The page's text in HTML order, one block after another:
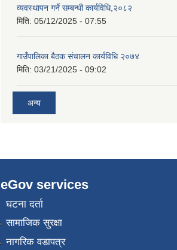
व्यवस्थापन गर्ने सम्बन्धी कार्यविधि,२०८२
मिति: 05/12/2025 - 07:55
गाउँपालिका बैठक संचालन कार्यविधि २०७४
मिति: 03/21/2025 - 09:02
अन्य
eGov services
घटना दर्ता
सामाजिक सुरक्षा
नागरिक वडापत्र